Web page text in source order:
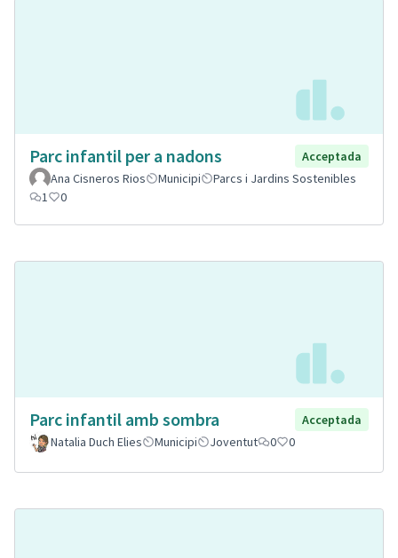
Parc infantil per a nadons
Acceptada
Ana Cisneros Rios
Municipi
Parcs i Jardins Sostenibles
1
0
Parc infantil amb sombra
Acceptada
Natalia Duch Elies
Municipi Joventut 0 0